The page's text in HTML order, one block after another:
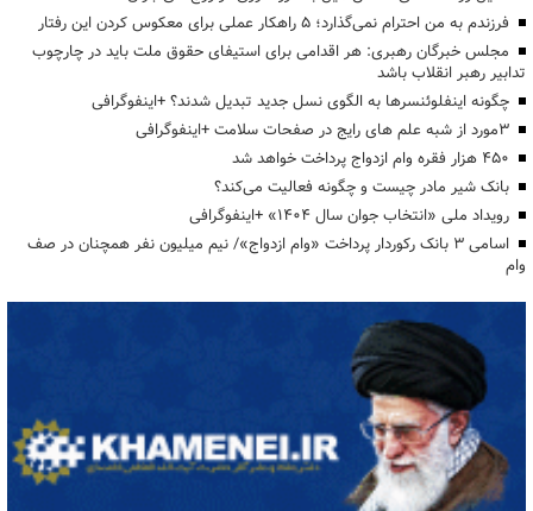
فرزندم به من احترام نمی‌گذارد؛ ۵ راهکار عملی برای معکوس کردن این رفتار
مجلس خبرگان رهبری: هر اقدامی برای استیفای حقوق ملت باید در چارچوب
تدابیر رهبر انقلاب باشد
چگونه اینفلوئنسرها به الگوی نسل جدید تبدیل شدند؟ +اینفوگرافی
3مورد از شبه علم های رایج در صفحات سلامت +اینفوگرافی
۴۵۰ هزار فقره وام ازدواج پرداخت خواهد شد
بانک شیر مادر چیست و چگونه فعالیت می‌کند؟
رویداد ملی «انتخاب جوان سال ۱۴۰۴» +اینفوگرافی
اسامی ۳ بانک رکوردار پرداخت «وام ازدواج»/ نیم میلیون نفر همچنان در صف
وام